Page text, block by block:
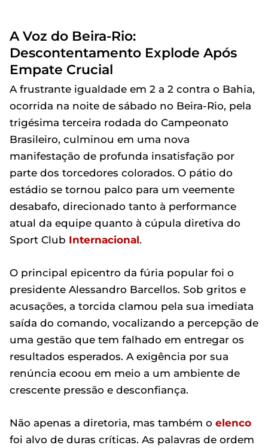
A Voz do Beira-Rio:
Descontentamento Explode Após
Empate Crucial
A frustrante igualdade em 2 a 2 contra o Bahia,
ocorrida na noite de sábado no Beira-Rio, pela
trigésima terceira rodada do Campeonato
Brasileiro, culminou em uma nova
manifestação de profunda insatisfação por
parte dos torcedores colorados. O pátio do
estádio se tornou palco para um veemente
desabafo, direcionado tanto à performance
atual da equipe quanto à cúpula diretiva do
Sport Club Internacional.
O principal epicentro da fúria popular foi o
presidente Alessandro Barcellos. Sob gritos e
acusações, a torcida clamou pela sua imediata
saída do comando, vocalizando a percepção de
uma gestão que tem falhado em entregar os
resultados esperados. A exigência por sua
renúncia ecoou em meio a um ambiente de
crescente pressão e desconfiança.
Não apenas a diretoria, mas também o elenco
foi alvo de duras críticas. As palavras de ordem